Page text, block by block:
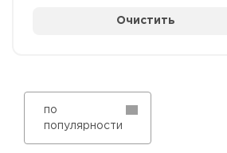
Очистить
по
популярности